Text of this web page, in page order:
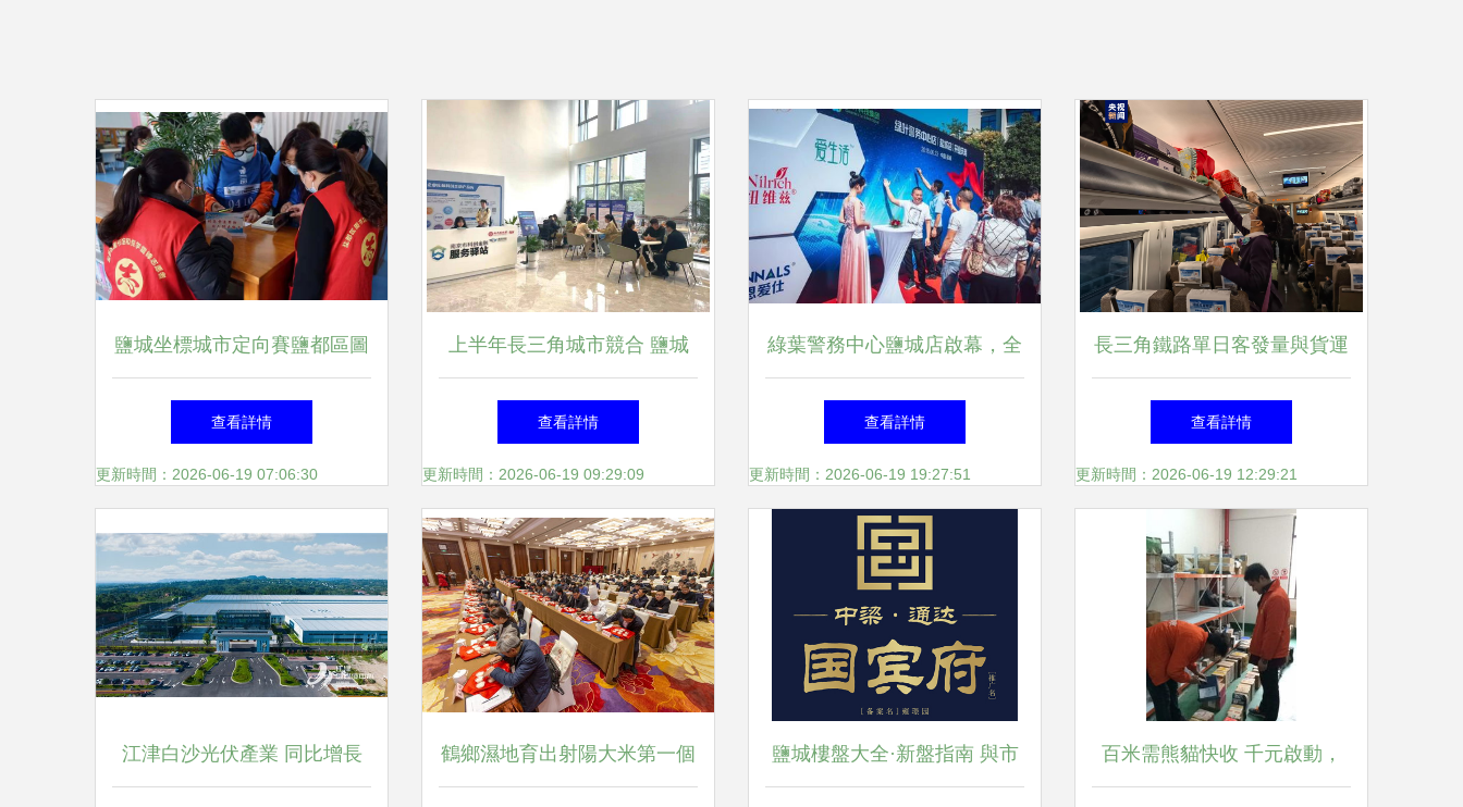
鹽城坐標城市定向賽鹽都區圖
書館賽區圓滿落幕 助力地方
閱讀文化推廣
查看詳情
更新時間：2026-06-19 07:06:30
上半年長三角城市競合 鹽城
GDP趕超揚州，寧波緊追南
京，服務成區域發展新優勢
查看詳情
更新時間：2026-06-19 09:29:09
綠葉警務中心鹽城店啟幕，全
國推廣服務邁入新階段
查看詳情
更新時間：2026-06-19 19:27:51
長三角鐵路單日客發量與貨運
裝車量雙創新高，鹽城成服務
推廣新亮點
查看詳情
更新時間：2026-06-19 12:29:21
江津白沙光伏產業 同比增長 鶴鄉濕地育出射陽大米第一個 鹽城樓盤大全·新盤指南 與市 百米需熊貓快收 千元啟動，